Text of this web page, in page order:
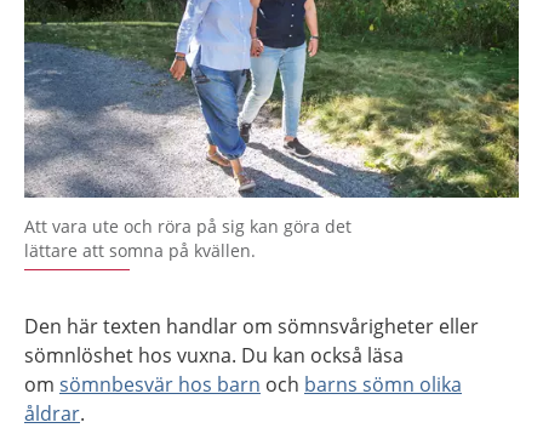
Att vara ute och röra på sig kan göra det
lättare att somna på kvällen.
Den här texten handlar om sömnsvårigheter eller
sömnlöshet hos vuxna. Du kan också läsa
om sömnbesvär hos barn och barns sömn olika
åldrar.